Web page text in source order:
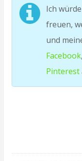
Ich
freuen,
und
Facebook
Pinterest